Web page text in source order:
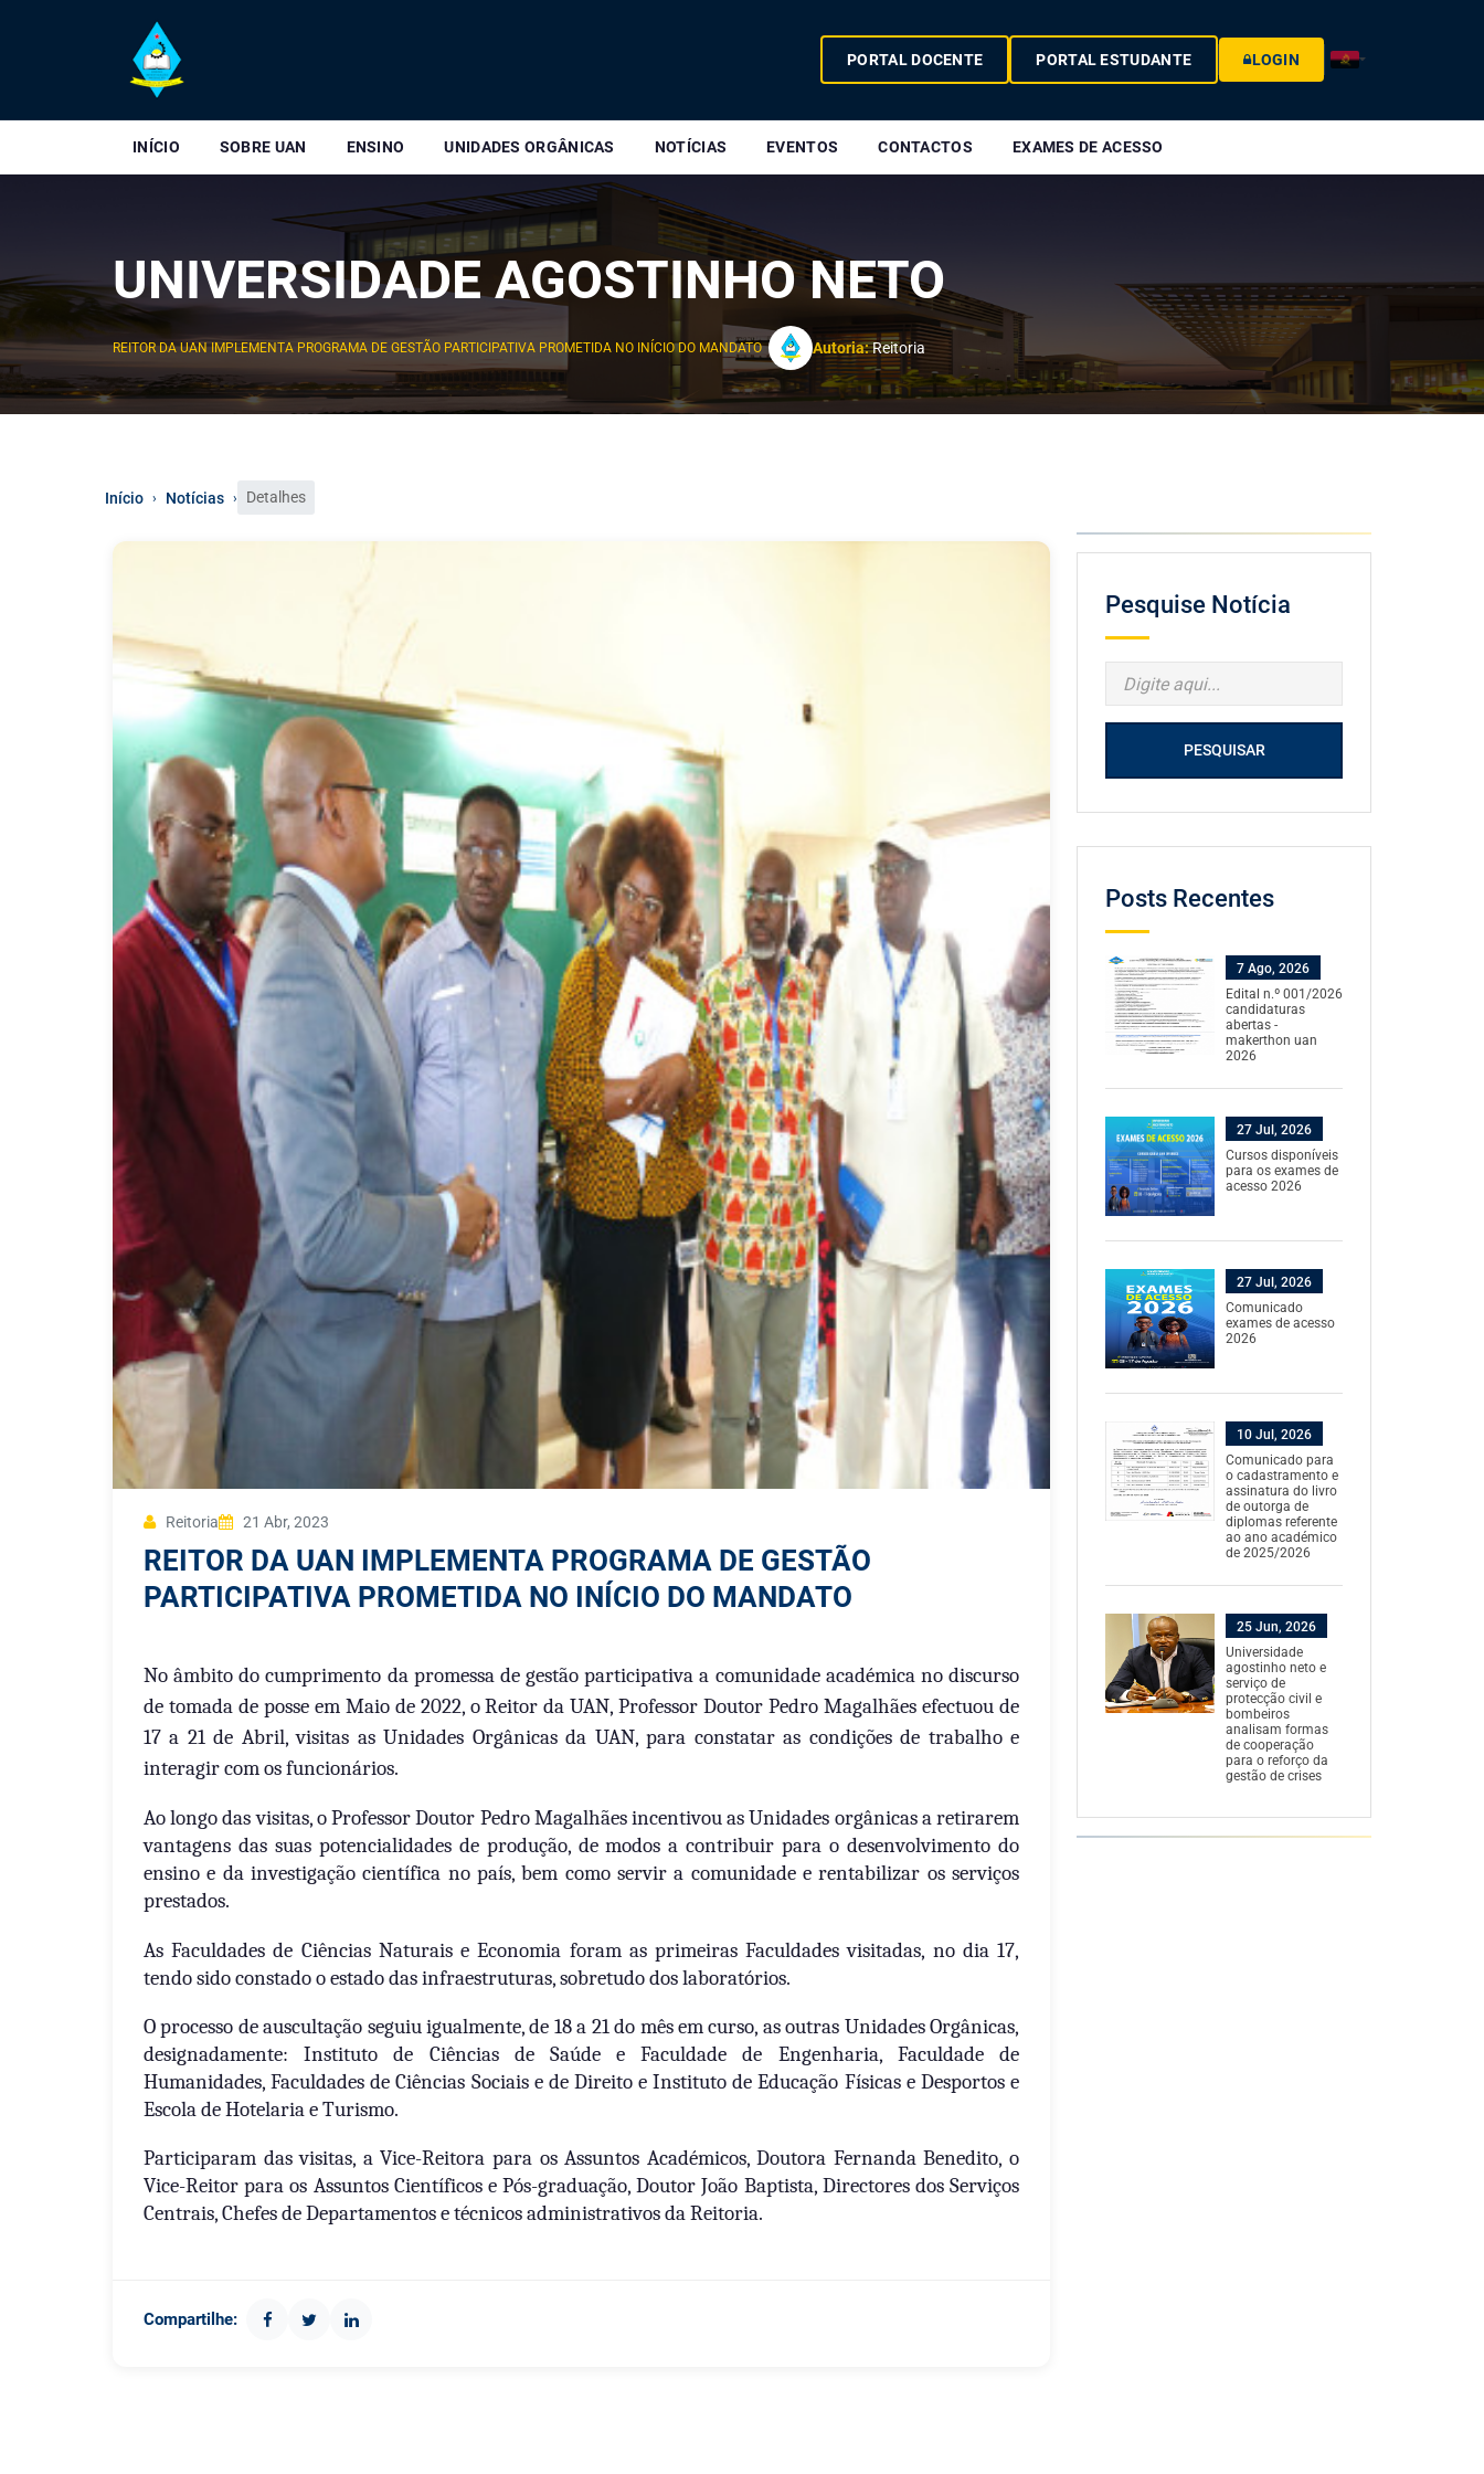
PORTAL DOCENTE PORTAL ESTUDANTE LOGIN
INÍCIO SOBRE UAN ENSINO UNIDADES ORGÂNICAS NOTÍCIAS EVENTOS CONTACTOS EXAMES DE ACESSO
UNIVERSIDADE AGOSTINHO NETO
REITOR DA UAN IMPLEMENTA PROGRAMA DE GESTÃO PARTICIPATIVA PROMETIDA NO INÍCIO DO MANDATO Autoria:Reitoria
Início › Notícias › Detalhes
Reitoria 21 Abr, 2023
REITOR DA UAN IMPLEMENTA PROGRAMA DE GESTÃO
PARTICIPATIVA PROMETIDA NO INÍCIO DO MANDATO
No âmbito do cumprimento da promessa de gestão participativa a comunidade académica no discurso
de tomada de posse em Maio de 2022, o Reitor da UAN, Professor Doutor Pedro Magalhães efectuou de
17 a 21 de Abril, visitas as Unidades Orgânicas da UAN, para constatar as condições de trabalho e
interagir com os funcionários.
Ao longo das visitas, o Professor Doutor Pedro Magalhães incentivou as Unidades orgânicas a retirarem
vantagens das suas potencialidades de produção, de modos a contribuir para o desenvolvimento do
ensino e da investigação científica no país, bem como servir a comunidade e rentabilizar os serviços
prestados.
As Faculdades de Ciências Naturais e Economia foram as primeiras Faculdades visitadas, no dia 17,
tendo sido constado o estado das infraestruturas, sobretudo dos laboratórios.
O processo de auscultação seguiu igualmente, de 18 a 21 do mês em curso, as outras Unidades Orgânicas,
designadamente: Instituto de Ciências de Saúde e Faculdade de Engenharia, Faculdade de
Humanidades, Faculdades de Ciências Sociais e de Direito e Instituto de Educação Físicas e Desportos e
Escola de Hotelaria e Turismo.
Participaram das visitas, a Vice-Reitora para os Assuntos Académicos, Doutora Fernanda Benedito, o
Vice-Reitor para os Assuntos Científicos e Pós-graduação, Doutor João Baptista, Directores dos Serviços
Centrais, Chefes de Departamentos e técnicos administrativos da Reitoria.
Compartilhe:
Pesquise Notícia
PESQUISAR
Posts Recentes
7 Ago, 2026
Edital n.º 001/2026
candidaturas
abertas -
makerthon uan
2026
27 Jul, 2026
Cursos disponíveis
para os exames de
acesso 2026
27 Jul, 2026
Comunicado
exames de acesso
2026
10 Jul, 2026
Comunicado para
o cadastramento e
assinatura do livro
de outorga de
diplomas referente
ao ano académico
de 2025/2026
25 Jun, 2026
Universidade
agostinho neto e
serviço de
protecção civil e
bombeiros
analisam formas
de cooperação
para o reforço da
gestão de crises